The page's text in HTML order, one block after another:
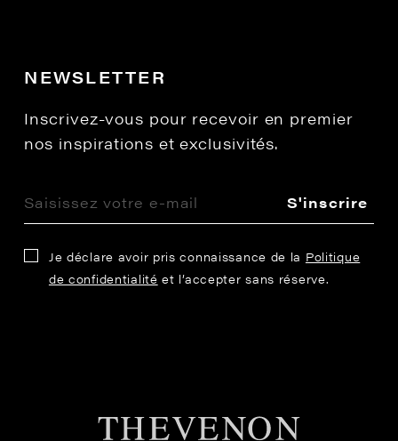
NEWSLETTER
Inscrivez-vous pour recevoir en premier
nos inspirations et exclusivités.
S'inscrire
Je déclare avoir pris connaissance de la Politique
de confidentialité et l’accepter sans réserve.